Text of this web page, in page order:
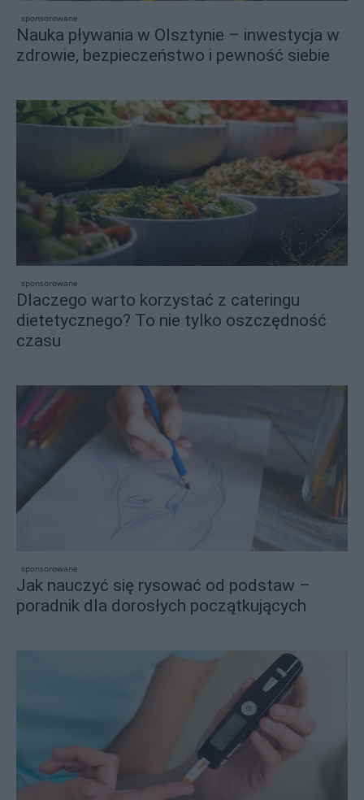
sponsorowane
Nauka pływania w Olsztynie – inwestycja w
zdrowie, bezpieczeństwo i pewność siebie
sponsorowane
Dlaczego warto korzystać z cateringu
dietetycznego? To nie tylko oszczędność
czasu
sponsorowane
Jak nauczyć się rysować od podstaw –
poradnik dla dorosłych początkujących